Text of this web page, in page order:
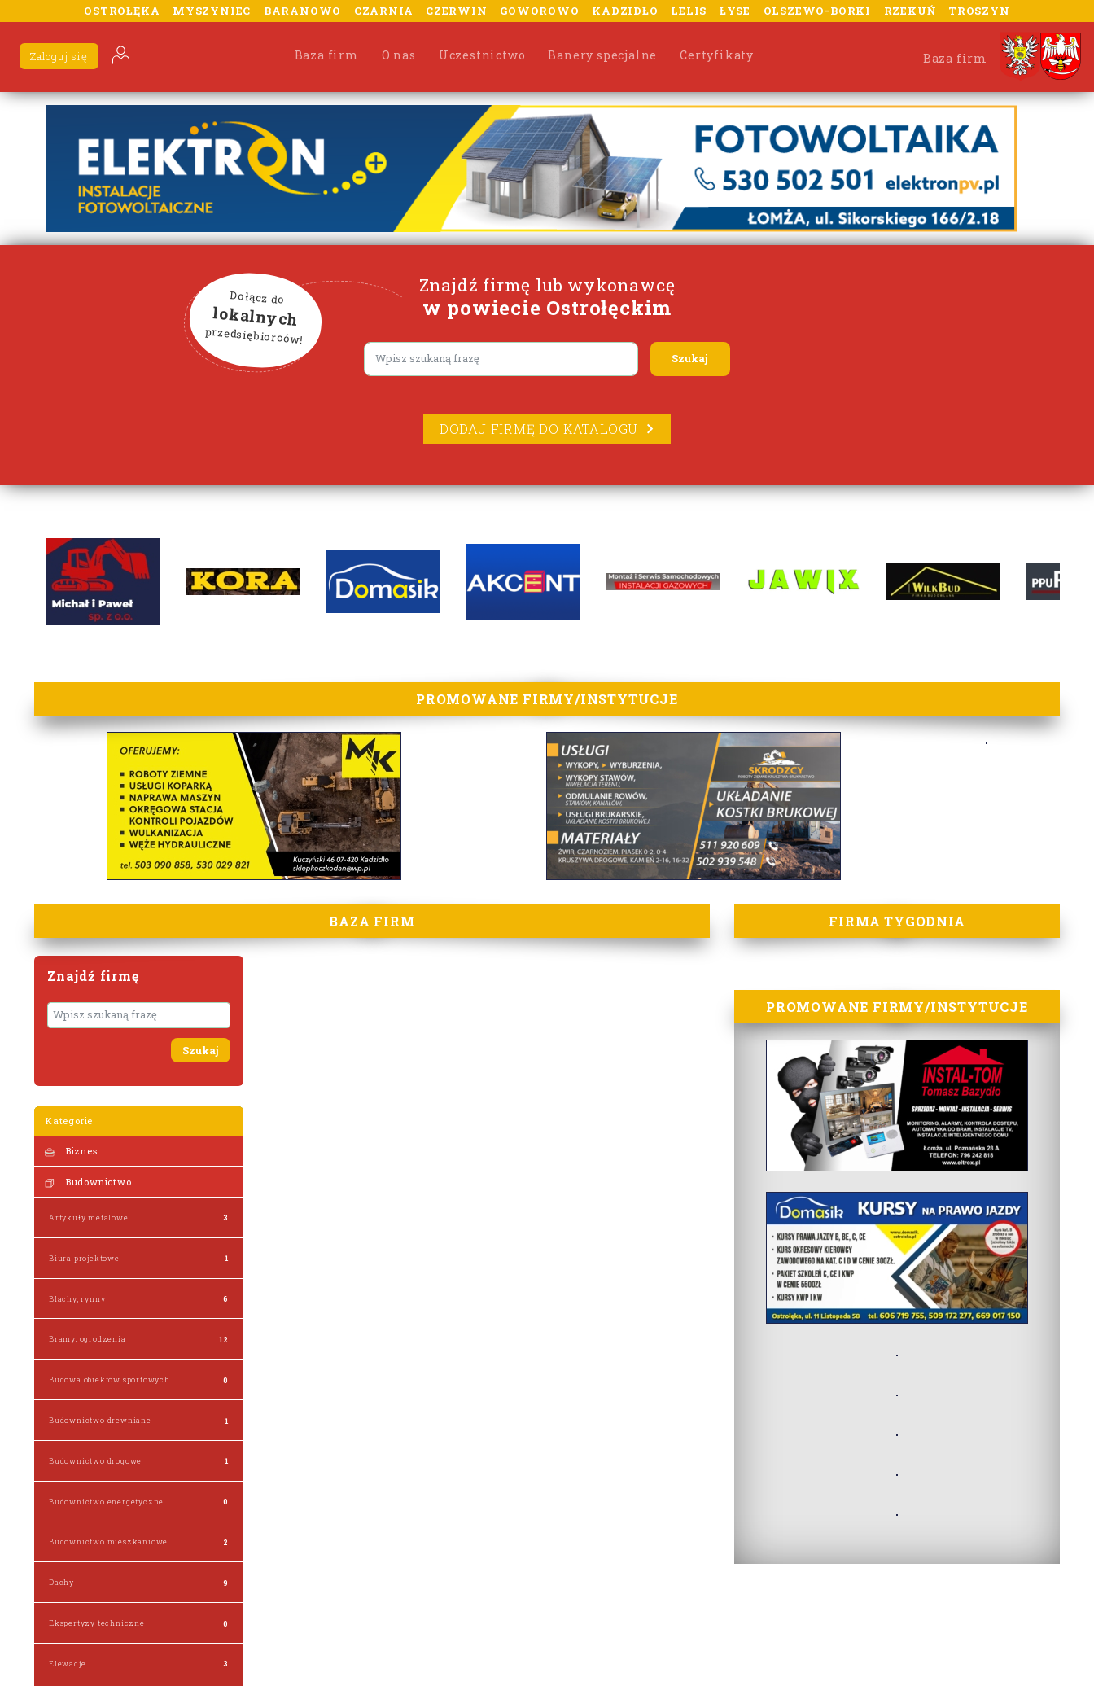
OSTROŁĘKA MYSZYNIEC BARANOWO CZARNIA CZERWIN GOWOROWO KADZIDŁO LELIS ŁYSE OLSZEWO-BORKI RZEKUŃ TROSZYN
Baza firm O nas Uczestnictwo Banery specjalne Certyfikaty
Zaloguj się Baza firm
Znajdź firmę lub wykonawcę
w powiecie Ostrołęckim
Dołącz do
lokalnych
przedsiębiorców!
Lorem ipsum
DODAJ FIRMĘ DO KATALOGU
lorem ipsum
PROMOWANE FIRMY/INSTYTUCJE
BAZA FIRM
Znajdź firmę
Wyszukaj
Kategorie
Biznes
Budownictwo
Artykuły metalowe 3
Biura projektowe 1
Blachy, rynny 6
Bramy, ogrodzenia 12
Budowa obiektów sportowych 0
Budownictwo drewniane 1
Budownictwo drogowe 1
Budownictwo energetyczne 0
Budownictwo mieszkaniowe 2
Dachy 9
Ekspertyzy techniczne 0
Elewacje 3
FIRMA TYGODNIA
PROMOWANE FIRMY/INSTYTUCJE